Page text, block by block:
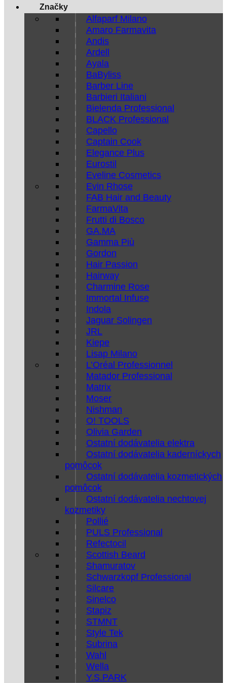
Značky
Alfaparf Milano
Amaro Farmavita
Andis
Ardell
Ayala
BaByliss
Barber Line
Barbieri Italiani
Bielenda Professional
BLACK Professional
Capello
Captain Cook
Elegance Plus
Eurostil
Eveline Cosmetics
Evin Rhose
FAB Hair and Beauty
FarmaVita
Frutti di Bosco
GA.MA
Gamma Più
Gordon
Hair Passion
Hairway
Charmine Rose
Immortal Infuse
Indola
Jaguar Solingen
JRL
Kiepe
Lisap Milano
L’Oréal Professionnel
Matador Professional
Matrix
Moser
Nishman
O! TOOLS
Olivia Garden
Ostatní dodávatelia elektra
Ostatní dodávatelia kaderníckych
pomôcok
Ostatní dodávatelia kozmetických
pomôcok
Ostatní dodávatelia nechtovej
kozmetiky
Pollié
PULS Professional
Refectocil
Scottish Beard
Shamuratov
Schwarzkopf Professional
Silcare
Sinelco
Stapiz
STMNT
Style Tek
Subrina
Wahl
Wella
Y.S.PARK